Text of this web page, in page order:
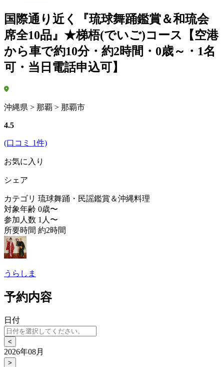
国際通り近く『琉球舞踊鑑賞＆和琉会
席全10品』★梯梧(でいご)コース【空港
から車で約10分・約2時間・0歳～・1名
可・当日電話申込可】
沖縄県 > 那覇 > 那覇市
4.5
(口コミ 1件)
お気に入り
シェア
カテゴリ 琉球舞踊・民謡鑑賞＆沖縄料理
対象年齢 0歳〜
参加人数 1人〜
所要時間 約2時間
うらしま
予約内容
日付
<
2026年08月
>